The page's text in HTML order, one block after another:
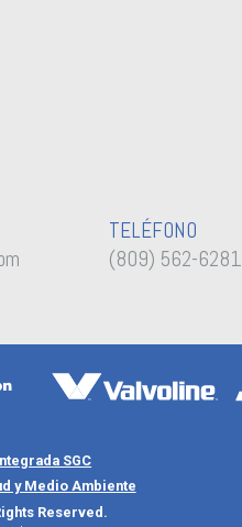
TELÉFONO
(809) 562-6281
SGC
y Medio Ambiente
Reserved.